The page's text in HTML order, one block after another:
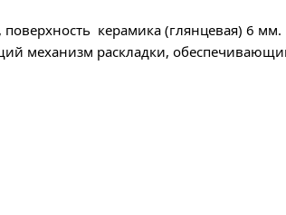
керамика (глянцевая) 6 мм.
механизм раскладки,
шириной 240 см.